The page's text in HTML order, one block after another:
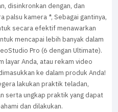
disinkronkan dengan, dan
palsu kamera *, Sebagai gantinya,
secara efektif menawarkan
mencapai lebih banyak dalam
Pro (6 dengan Ultimate).
layar Anda, atau rekam video
ke dalam produk Anda!
lakukan praktik teladan,
serta ungkap praktik yang dapat
dan dilakukan.